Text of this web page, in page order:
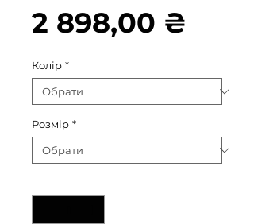
2 898,00 ₴
Колір *
Розмір *